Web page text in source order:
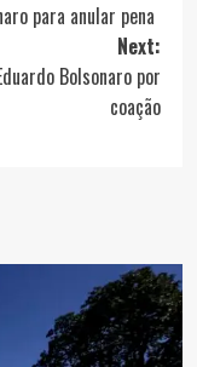
para anular pena
Next:
Bolsonaro por
coação